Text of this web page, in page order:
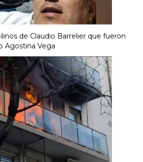
de Claudio Barrelier que fueron
Agostina Vega